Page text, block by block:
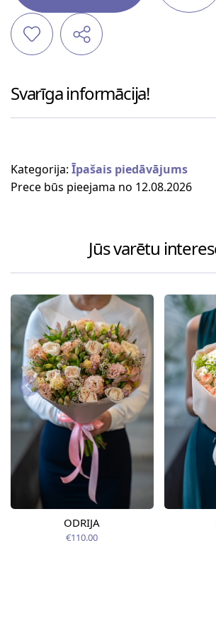
Svarīga informācija!
Kategorija: Īpašais piedāvājums
Prece būs pieejama no 12.08.2026
Jūs varētu
ODRIJA
€110.00